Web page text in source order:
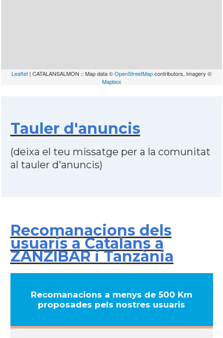
Leaflet | CATALANSALMON :: Map data ©OpenStreetMapcontributors, Imagery ©
Mapbox
Tauler d'anuncis
(deixa el teu missatge per a la comunitat
al tauler d'anuncis)
Recomanacions dels
usuaris a Catalans a
ZANZIBAR i Tanzània
Recomanacions a menys de 500 Km
proposades pels nostres usuaris